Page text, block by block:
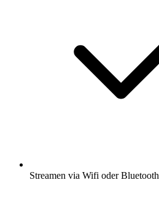
Streamen via Wifi oder Bluetooth